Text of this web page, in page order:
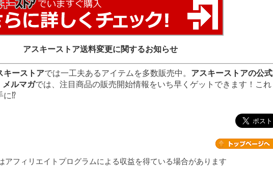
アスキーストア送料変更に関するお知らせ
キーストアでは一工夫あるアイテムを多数販売中。 アスキーストアの公式
メルマガでは、注目商品の販売開始情報をいち早くゲットできます！これ
に⁉
アフィリエイトプログラムによる収益を得ている場合があります